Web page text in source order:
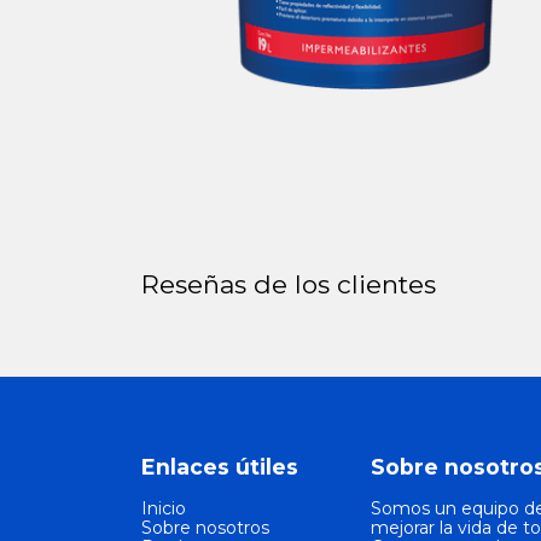
Reseñas de los clientes
Enlaces útiles
Inicio
Sobre nosotros
Sobre
Somos un equipo
mejorar la vida de